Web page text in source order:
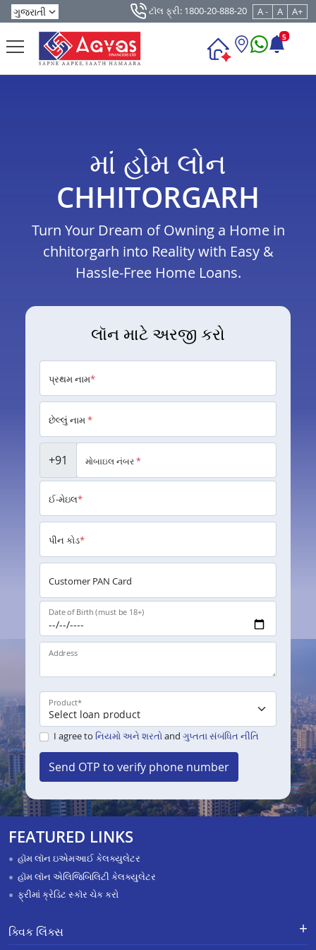
ટૉલ ફ્રી: 1800-20-888-20 A - A A+
5
માં હોમ લોન
CHHITORGARH
Turn Your Dream of Owning a Home in
chhitorgarh into Reality with Easy &
Hassle-Free Home Loans.
લૉન માટે અરજી કરો
પ્રથમ નામ*
છેલ્લું નામ*
+91 મોબાઇલ નંબર*
ઈ-મેઇલ*
પીન કોડ*
Customer PAN Card
Date of Birth (must be 18+)
Address
Product*
I agree to નિયમો અને શરતોand ગુપ્તતા સંબંધિત નીતિ
Send OTP to verify phone number
FEATURED LINKS
હૉમ લૉન ઇએમઆઈ કેલક્યુલેટર
હૉમ લૉન એલિજિબિલિટી કેલક્યુલેટર
ફ્રીમાં ક્રેડિટ સ્કૉર ચેક કરો
ક્વિક લિંક્સ